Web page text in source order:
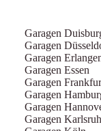
Garagen
Garagen
Garagen
Garagen Essen
Garagen
Garagen
Garagen
Garagen